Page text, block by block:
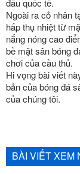
đấu quốc tế.
Ngoài ra cỏ nhân
hấp thụ nhiệt từ
nắng nóng cao
bề mặt sân bóng
chơi của cầu thủ.
Hi vọng bài viết
bản của bóng đá
của chúng tôi.
BÀI VIẾT XEM